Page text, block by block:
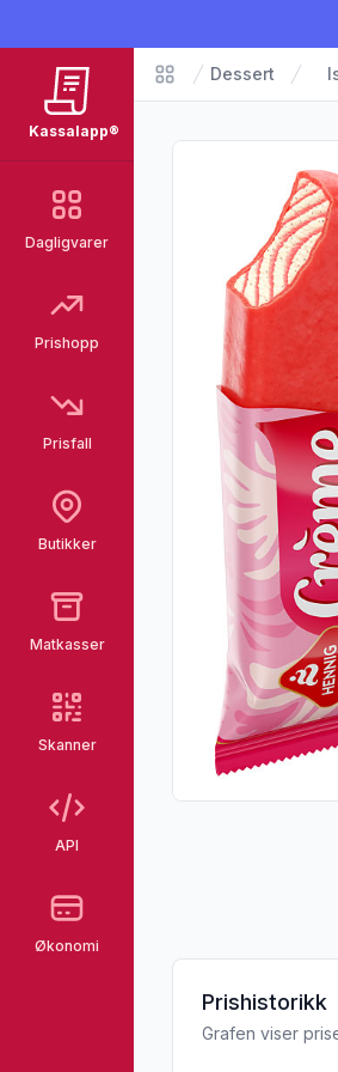
Kassalapp®
Dagligvarer
Prishopp
Prisfall
Butikker
Matkasser
Skanner
API
Økonomi
Matvarer
Dessert
Prishistorikk
Grafen viser